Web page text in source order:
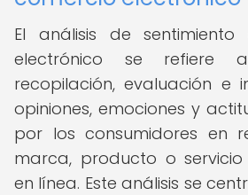
El análisis de
electrónico se refiere
recopilación, evaluación e
opiniones, emociones y
por los consumidores en
marca, producto o
en línea. Este análisis se